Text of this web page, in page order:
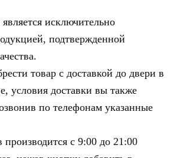
исключительно
подтвержденной
товар с доставкой до двери в
условия доставки вы также
по телефонам указанные
производится с 9:00 до 21:00